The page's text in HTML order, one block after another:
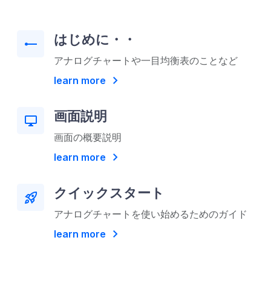
line_start はじめに・・
アナログチャートや一目均衡表のことなど
learn more
chevron_right
desktop_windows 画面説明
画面の概要説明
learn more
chevron_right
rocket_launch クイックスタート
アナログチャートを使い始めるためのガイド
learn more
chevron_right